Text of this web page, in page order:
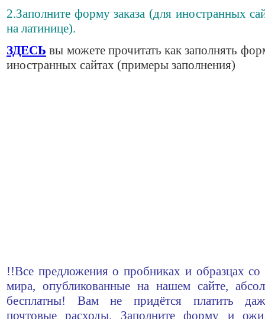
2.Заполните форму заказа (для иностранных
на латинице).
ЗДЕСЬ вы можете прочитать как заполнять
иностранных сайтах (примеры заполнения)
!!Все предложения о пробниках и образцах со
мира, опубликованные на нашем сайте,
бесплатны! Вам не придётся платить
почтовые расходы. Заполните форму и